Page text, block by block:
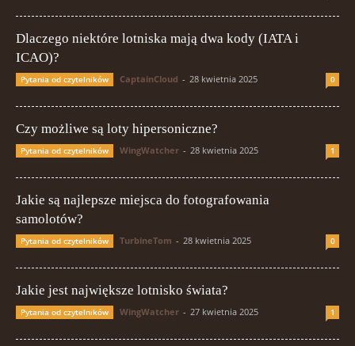
Dlaczego niektóre lotniska mają dwa kody (IATA i
ICAO)?
Pytania od czytelników CaptainCloud - 28 kwietnia 2025 0
Czy możliwe są loty hipersoniczne?
Pytania od czytelników WingWatcher - 28 kwietnia 2025 1
Jakie są najlepsze miejsca do fotografowania
samolotów?
Pytania od czytelników TurbineTom - 28 kwietnia 2025 0
Jakie jest największe lotnisko świata?
Pytania od czytelników WingWatcher - 27 kwietnia 2025 1